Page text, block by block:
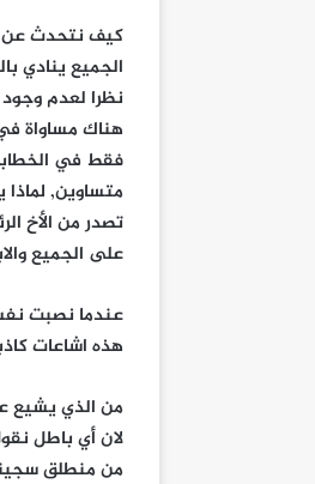
كيف نتحدث عن
الجميع ينادي
نظرا لعدم
هناك مساواة
فقط في
متساوين,
تصدر من الأخ
على الجميع
عندما نصبت
هذه اشاعات
من الذي يشيع
لان أي باطل
من منطلق سجية